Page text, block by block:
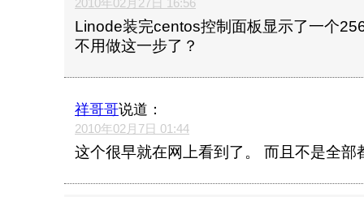
2010年02月27日 16:56
Linode装完centos控制面板显示了一个
不用做这一步了？
祥哥哥说道：
2010年02月7日 01:44
这个很早就在网上看到了。 而且不是全部